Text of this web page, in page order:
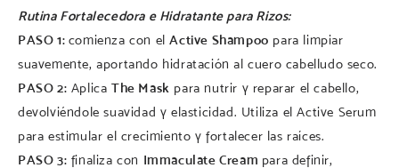
Rutina Fortalecedora e Hidratante para Rizos:
PASO 1: comienza con elActive Shampoo para limpiar
suavemente, aportando hidratación al cuero cabelludo seco.
PASO 2: AplicaThe Mask para nutrir y reparar el cabello,
devolviéndole suavidad y elasticidad. Utiliza el Active Serum
para estimular el crecimiento y fortalecer las raíces.
PASO 3: finaliza con Immaculate Cream para definir,